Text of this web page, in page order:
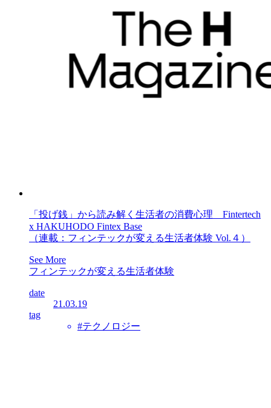
「投げ銭」から読み解く生活者の消費心理 Fintertech
x HAKUHODO Fintex Base
（連載：フィンテックが変える生活者体験 Vol.４）
See More
フィンテックが変える生活者体験
date
21.03.19
tag
#テクノロジー